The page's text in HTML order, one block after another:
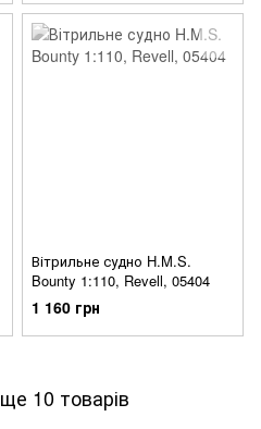
Вітрильне судно H.M.S.
Bounty 1:110, Revell, 05404
1 160 грн
10 товарів